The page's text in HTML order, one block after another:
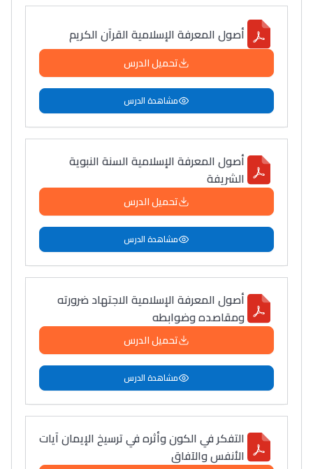
أصول المعرفة الإسلامية القرآن الكريم
تحميل الدرس
مشاهدة الدرس
أصول المعرفة الإسلامية السنة النبوية
الشريفة
تحميل الدرس
مشاهدة الدرس
أصول المعرفة الإسلامية الاجتهاد ضرورته
ومقاصده وضوابطه
تحميل الدرس
مشاهدة الدرس
التفكر في الكون وأثره في ترسيخ الإيمان آيات
الأنفس والآفاق